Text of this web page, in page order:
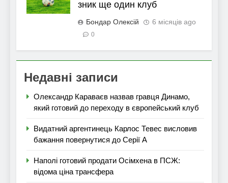
зник ще один клуб
Бондар Олексій 6 місяців ago
0
Недавні записи
Олександр Караваєв назвав гравця Динамо,
який готовий до переходу в європейський клуб
Видатний аргентинець Карлос Тевес висловив
бажання повернутися до Серії А
Наполі готовий продати Осімхена в ПСЖ:
відома ціна трансфера